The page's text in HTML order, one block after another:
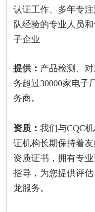
认证工作、多年专
队经验的专业人员
子企业
提供： 产品检测、
务超过30000家电子
务商。
资质：我们与CQC
证机构长期保持着
资质证书，拥有专
指导，为您提供评
龙服务。